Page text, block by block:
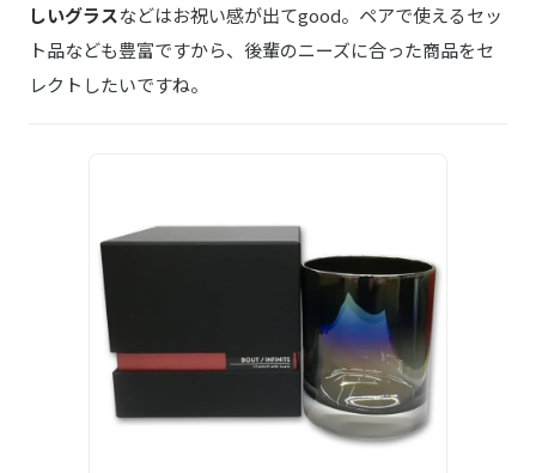
しいグラスなどはお祝い感が出てgood。ペアで使えるセッ
ト品なども豊富ですから、後輩のニーズに合った商品をセ
レクトしたいですね。